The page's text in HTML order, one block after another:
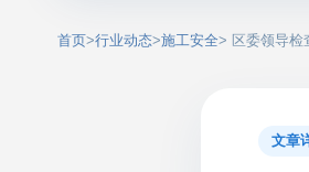
首页>行业动态>施工安全> 区委领导检
文章